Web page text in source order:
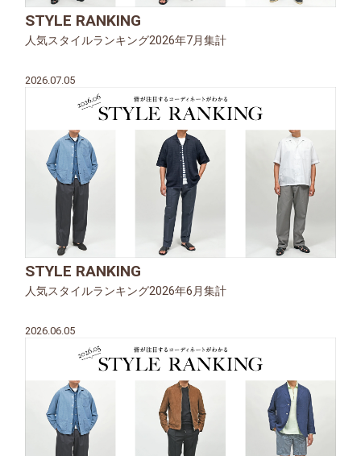
STYLE RANKING
人気スタイルランキング2026年7月集計
2026.07.05
STYLE RANKING
人気スタイルランキング2026年6月集計
2026.06.05